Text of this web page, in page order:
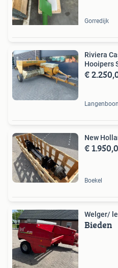
Gorredijk
Riviera
Hooipers
€
New
€
Boekel
Welger/
Bieden